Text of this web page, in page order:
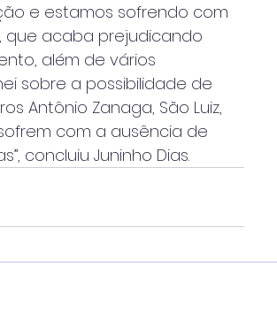
e estamos sofrendo com
que acaba prejudicando
além de vários
sobre a possibilidade de
Antônio Zanaga, São Luiz,
com a ausência de
concluiu Juninho Dias.